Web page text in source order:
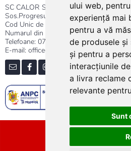
ului web,
experiență mai
pentru a vă
de produsele
și pentru a
interacțiunile
a livra reclame
relevante
Sunt
SC CALOR SRL
Sos.Progresului nr.30-40, Sector 5,
Cod Unic de Inregistrare: RO 3004724
Numarul din Registrul Comertului:J40/
Telefoane: 0737.23.44.44|
E-mail: office@calor.ro